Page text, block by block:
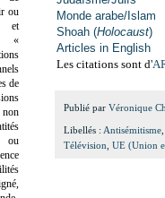
Monde arabe/Islam
Shoah (Holocaust)
Articles in English
Les citations sont d'
Publié par Véronique
Libellés : Antisémitisme
Télévision UE (Union
ou
et
«
de
ou